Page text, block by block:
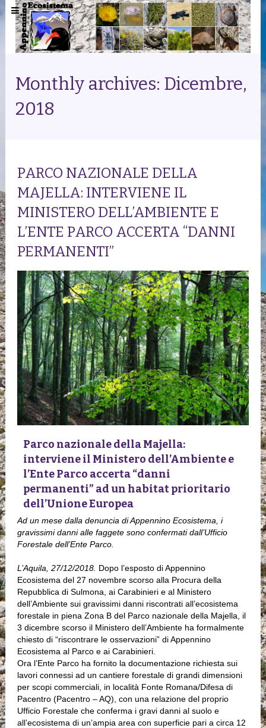
Monthly archives: Dicembre,
2018
PARCO NAZIONALE DELLA
MAJELLA: INTERVIENE IL
MINISTERO DELL’AMBIENTE E
L’ENTE PARCO ACCERTA “DANNI
PERMANENTI”
Parco nazionale della Majella:
interviene il Ministero dell’Ambiente e
l’Ente Parco accerta “danni
permanenti” ad un habitat prioritario
dell’Unione Europea
Ad un mese dalla denuncia di Appennino Ecosistema, i
gravissimi danni alle faggete sono confermati dall’Ufficio
Forestale dell’Ente Parco.
L’Aquila, 27/12/2018. Dopo l’esposto di Appennino
Ecosistema del 27 novembre scorso alla Procura della
Repubblica di Sulmona, ai Carabinieri e al Ministero
dell’Ambiente sui gravissimi danni riscontrati all’ecosistema
forestale in piena Zona B del Parco nazionale della Majella, il
3 dicembre scorso il Ministero dell’Ambiente ha formalmente
chiesto di “riscontrare le osservazioni” di Appennino
Ecosistema al Parco e ai Carabinieri.
Ora l’Ente Parco ha fornito la documentazione richiesta sui
lavori connessi ad un cantiere forestale di grandi dimensioni
per scopi commerciali, in località Fonte Romana/Difesa di
Pacentro (Pacentro – AQ), con una relazione del proprio
Ufficio Forestale che conferma i gravi danni al suolo e
all’ecosistema di un’ampia area con superficie pari a circa 12